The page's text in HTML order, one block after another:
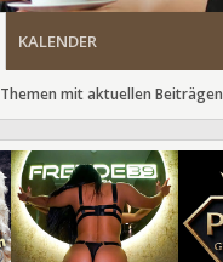
Themen mit aktuellen Beiträgen
KALENDER